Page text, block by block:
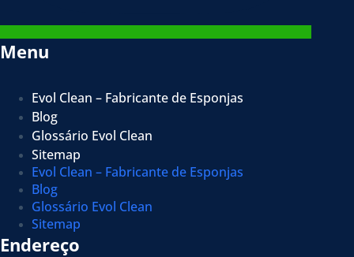
Menu
Evol Clean – Fabricante de Esponjas
Blog
Glossário Evol Clean
Sitemap
Evol Clean – Fabricante de Esponjas
Blog
Glossário Evol Clean
Sitemap
Endereço